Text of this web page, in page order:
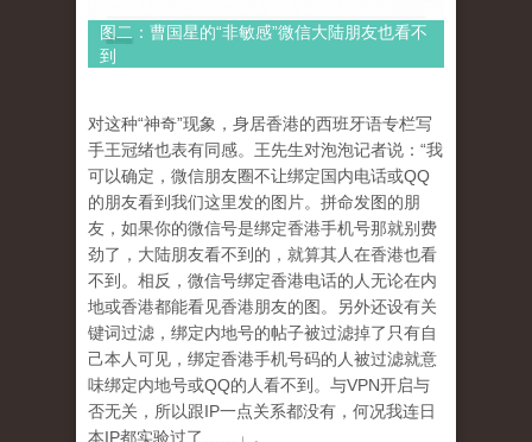
图二：曹国星的“非敏感”微信大陆朋友也看不
到
对这种“神奇”现象，身居香港的西班牙语专栏写
手王冠绪也表有同感。王先生对泡泡记者说：“我
可以确定，微信朋友圈不让绑定国内电话或QQ
的朋友看到我们这里发的图片。拼命发图的朋
友，如果你的微信号是绑定香港手机号那就别费
劲了，大陆朋友看不到的，就算其人在香港也看
不到。相反，微信号绑定香港电话的人无论在内
地或香港都能看见香港朋友的图。另外还设有关
键词过滤，绑定内地号的帖子被过滤掉了只有自
己本人可见，绑定香港手机号码的人被过滤就意
味绑定内地号或QQ的人看不到。与VPN开启与
否无关，所以跟IP一点关系都没有，何况我连日
本IP都实验过了……」。